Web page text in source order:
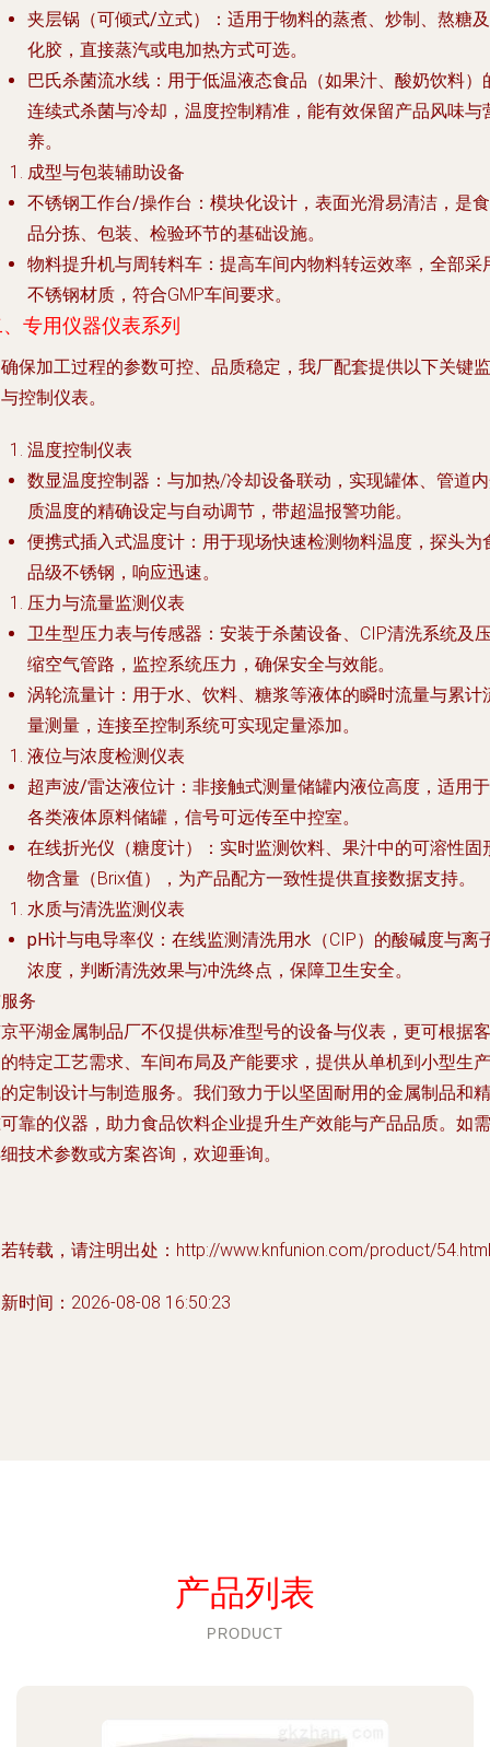
夹层锅（可倾式/立式）
：适用于物料的蒸煮、炒制、熬糖及
化胶，直接蒸汽或电加热方式可选。
巴氏杀菌流水线 ：用于低温液态食品（如果汁、酸奶饮料）
连续式杀菌与冷却，温度控制精准，能有效保留产品风味与
养。
成型与包装辅助设备
不锈钢工作台/操作台 ：模块化设计，表面光滑易清洁，是食
品分拣、包装、检验环节的基础设施。
物料提升机与周转料车 ：提高车间内物料转运效率，全部采
不锈钢材质，符合GMP车间要求。
专用仪器仪表系列
保加工过程的参数可控、品质稳定，我厂配套提供以下关键监
控制仪表。
温度控制仪表
数显温度控制器 ：与加热/冷却设备联动，实现罐体、管道
质温度的精确设定与自动调节，带超温报警功能。
便携式插入式温度计 ：用于现场快速检测物料温度，探头为
品级不锈钢，响应迅速。
压力与流量监测仪表
卫生型压力表与传感器 ：安装于杀菌设备、CIP清洗系统及
缩空气管路，监控系统压力，确保安全与效能。
涡轮流量计 ：用于水、饮料、糖浆等液体的瞬时流量与累计
量测量，连接至控制系统可实现定量添加。
液位与浓度检测仪表
超声波/雷达液位计 ：非接触式测量储罐内液位高度，适用于
各类液体原料储罐，信号可远传至中控室。
在线折光仪（糖度计）
：实时监测饮料、果汁中的可溶性固
物含量（Brix值），为产品配方一致性提供直接数据支持。
水质与清洗监测仪表
pH计与电导率仪 ：在线监测清洗用水（CIP）的酸碱度与离
浓度，判断清洗效果与冲洗终点，保障卫生安全。
务
平湖金属制品厂不仅提供标准型号的设备与仪表，更可根据客
特定工艺需求、车间布局及产能要求，提供从单机到小型生产
定制设计与制造服务。我们致力于以坚固耐用的金属制品和精
靠的仪器，助力食品饮料企业提升生产效能与产品品质。如需
技术参数或方案咨询，欢迎垂询。
转载，请注明出处：http://www.knfunion.com/product/54.html
时间：2026-08-08 16:50:23
产品列表
PRODUCT